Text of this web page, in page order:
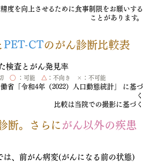
度を向上させるために食事制限をお願いする
ことがあります。
PET-CTのがん診断比較表
◯ ：可能 △ ：不向き ×：不可能
省「令和4年（2022）人口動態統計」 に基づ
く
比較は当院での撮影に基づく
断。さらに がん以外の疾患
は、前がん病変(がんになる前の状態)